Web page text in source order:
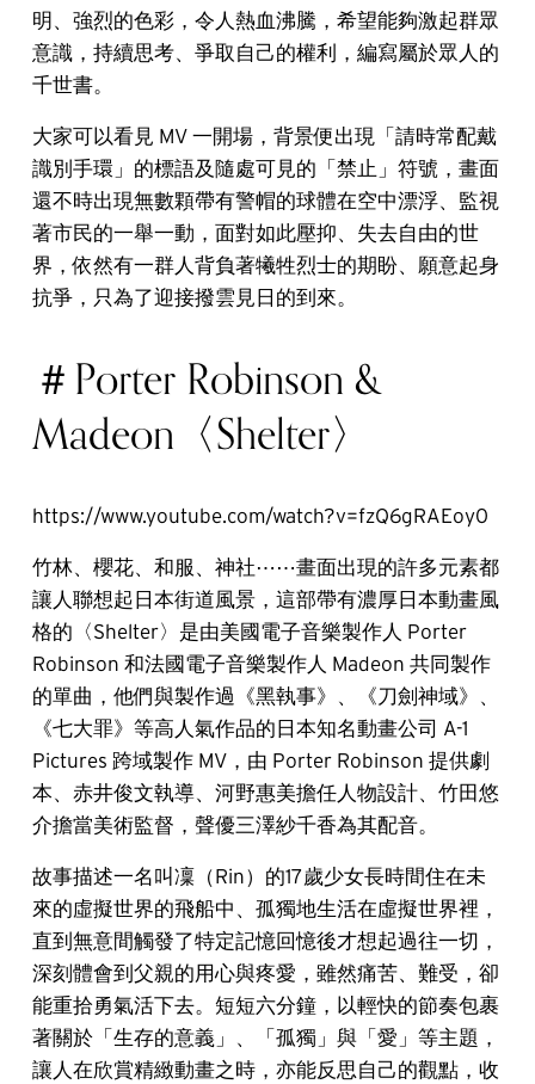
明、強烈的色彩，令人熱血沸騰，希望能夠激起群眾
意識，持續思考、爭取自己的權利，編寫屬於眾人的
千世書。
大家可以看見 MV 一開場，背景便出現「請時常配戴
識別手環」的標語及隨處可見的「禁止」符號，畫面
還不時出現無數顆帶有警帽的球體在空中漂浮、監視
著市民的一舉一動，面對如此壓抑、失去自由的世
界，依然有一群人背負著犧牲烈士的期盼、願意起身
抗爭，只為了迎接撥雲見日的到來。
＃Porter Robinson &
Madeon〈Shelter〉
https://www.youtube.com/watch?v=fzQ6gRAEoy0
竹林、櫻花、和服、神社⋯⋯畫面出現的許多元素都
讓人聯想起日本街道風景，這部帶有濃厚日本動畫風
格的〈Shelter〉是由美國電子音樂製作人 Porter
Robinson 和法國電子音樂製作人 Madeon 共同製作
的單曲，他們與製作過《黑執事》、《刀劍神域》、
《七大罪》等高人氣作品的日本知名動畫公司 A-1
Pictures 跨域製作 MV，由 Porter Robinson 提供劇
本、赤井俊文執導、河野惠美擔任人物設計、竹田悠
介擔當美術監督，聲優三澤紗千香為其配音。
故事描述一名叫凜（Rin）的17歲少女長時間住在未
來的虛擬世界的飛船中、孤獨地生活在虛擬世界裡，
直到無意間觸發了特定記憶回憶後才想起過往一切，
深刻體會到父親的用心與疼愛，雖然痛苦、難受，卻
能重拾勇氣活下去。短短六分鐘，以輕快的節奏包裹
著關於「生存的意義」、「孤獨」與「愛」等主題，
讓人在欣賞精緻動畫之時，亦能反思自己的觀點，收